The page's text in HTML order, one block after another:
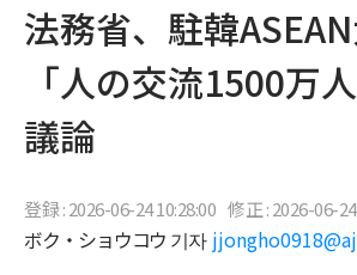
法務省、駐韓
「人の交流1500万
議論
登録 : 2026-06-24 10:28:00 修正 : 2026-06-
ボク・ショウコウ 기자